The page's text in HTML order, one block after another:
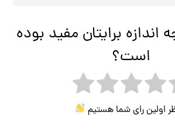
برایتان مفید بوده
است؟
اولین رای شما هستیم